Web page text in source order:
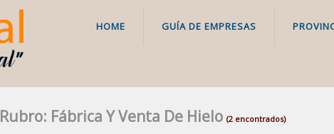
HOME GUÍA DE EMPRESAS
Rubro: Fábrica Y Venta De Hielo(2 encontrados)